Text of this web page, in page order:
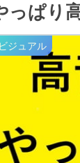
っぱり
ジュアル